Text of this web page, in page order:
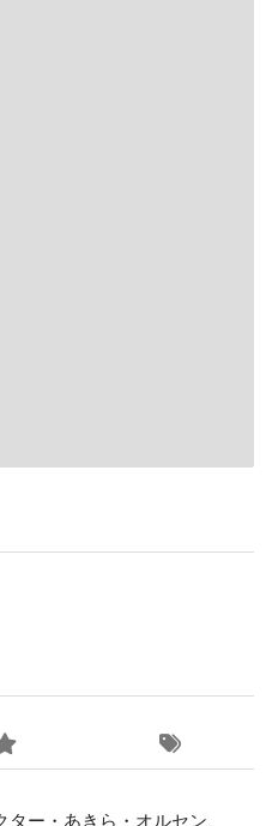
ー・あきら・オルセン、